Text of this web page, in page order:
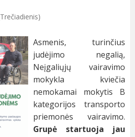
Asmenis, turinčius
judėjimo negalią,
Neįgaliųjų vairavimo
mokykla kviečia
nemokamai mokytis B
kategorijos transporto
priemonės vairavimo.
Grupė startuoja
jau